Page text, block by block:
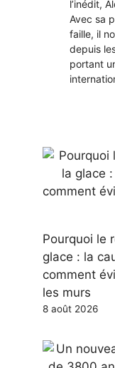
l’inédit,
Avec sa
faille, il
depuis
portant
Pourquoi le
glace : la
comment
les murs
8 août 2026